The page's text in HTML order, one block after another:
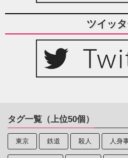
ツイッ
タグ一覧（上位50個）
東京 鉄道 殺人 人身